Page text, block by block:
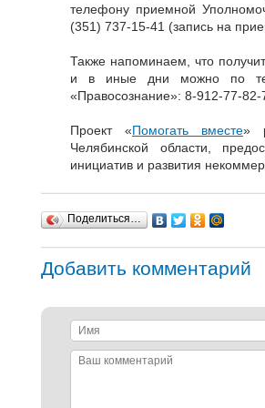
телефону приемной
(351) 737-15-41 (запись на
Также напоминаем, что
и в иные дни можно по
«Правосознание»: 8-912-77-
Проект «Помогать вместе»
Челябинской области,
инициатив и развития
Поделиться…
Добавить комментарий
Имя
Ваш